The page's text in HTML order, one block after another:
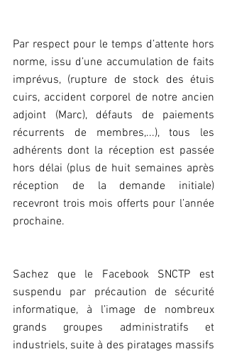
Par respect pour le temps d’attente hors
norme, issu d’une accumulation de faits
imprévus, (rupture de stock des étuis
cuirs, accident corporel de notre ancien
adjoint (Marc), défauts de paiements
récurrents de membres,...), tous les
adhérents dont la réception est passée
hors délai (plus de huit semaines après
réception de la demande initiale)
recevront trois mois offerts pour l’année
prochaine.
Sachez que le Facebook SNCTP est
suspendu par précaution de sécurité
informatique, à l’image de nombreux
grands groupes administratifs et
industriels, suite à des piratages massifs